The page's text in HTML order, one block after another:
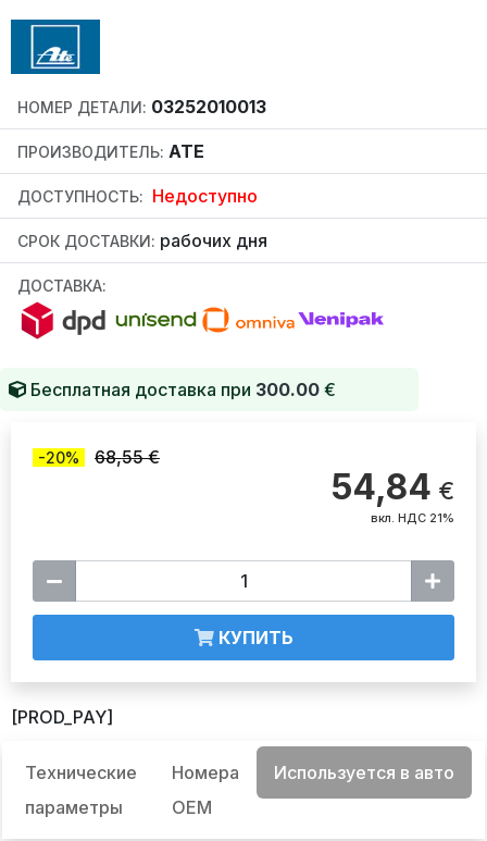
НОМЕР ДЕТАЛИ: 03252010013
ПРОИЗВОДИТЕЛЬ: ATE
ДОСТУПНОСТЬ: Недоступно
СРОК ДОСТАВКИ: рабочих дня
ДОСТАВКА:
Бесплатная доставка при 300.00 €
-20% 68,55 €
54,84 €
вкл. НДС 21%
КУПИТЬ
[PROD_PAY]
Технические
параметры
Номера
OEM
Используется в авто